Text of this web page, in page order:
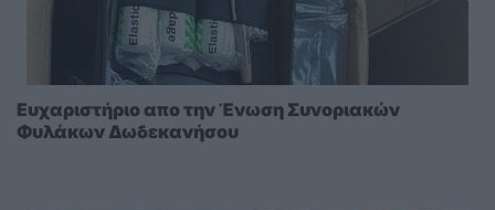
Ευχαριστήριο απο την Ένωση Συνοριακών
Φυλάκων Δωδεκανήσου